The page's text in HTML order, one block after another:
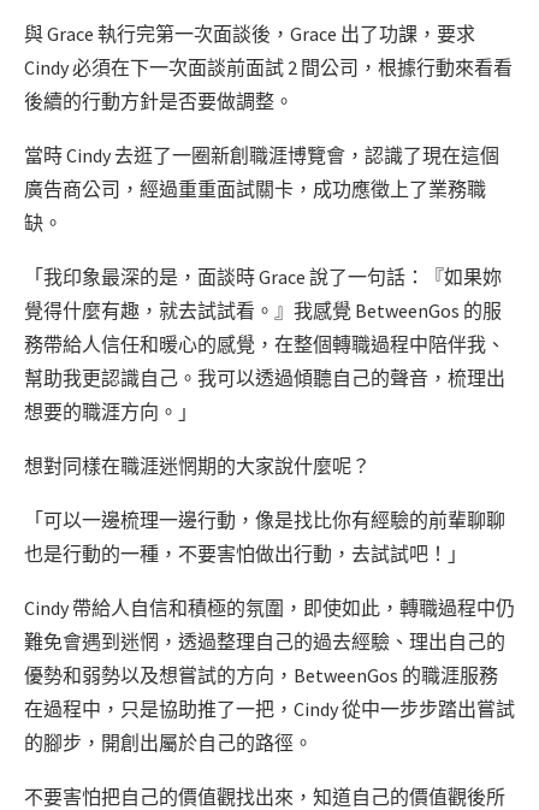
與 Grace 執行完第一次面談後，Grace 出了功課，要求
Cindy 必須在下一次面談前面試 2 間公司，根據行動來看看
後續的行動方針是否要做調整。
當時 Cindy 去逛了一圈新創職涯博覽會，認識了現在這個
廣告商公司，經過重重面試關卡，成功應徵上了業務職
缺。
「我印象最深的是，面談時 Grace 說了一句話：『如果妳
覺得什麼有趣，就去試試看。』我感覺 BetweenGos 的服
務帶給人信任和暖心的感覺，在整個轉職過程中陪伴我、
幫助我更認識自己。我可以透過傾聽自己的聲音，梳理出
想要的職涯方向。」
想對同樣在職涯迷惘期的大家說什麼呢？
「可以一邊梳理一邊行動，像是找比你有經驗的前輩聊聊
也是行動的一種，不要害怕做出行動，去試試吧！」
Cindy 帶給人自信和積極的氛圍，即使如此，轉職過程中仍
難免會遇到迷惘，透過整理自己的過去經驗、理出自己的
優勢和弱勢以及想嘗試的方向，BetweenGos 的職涯服務
在過程中，只是協助推了一把，Cindy 從中一步步踏出嘗試
的腳步，開創出屬於自己的路徑。
不要害怕把自己的價值觀找出來，知道自己的價值觀後所